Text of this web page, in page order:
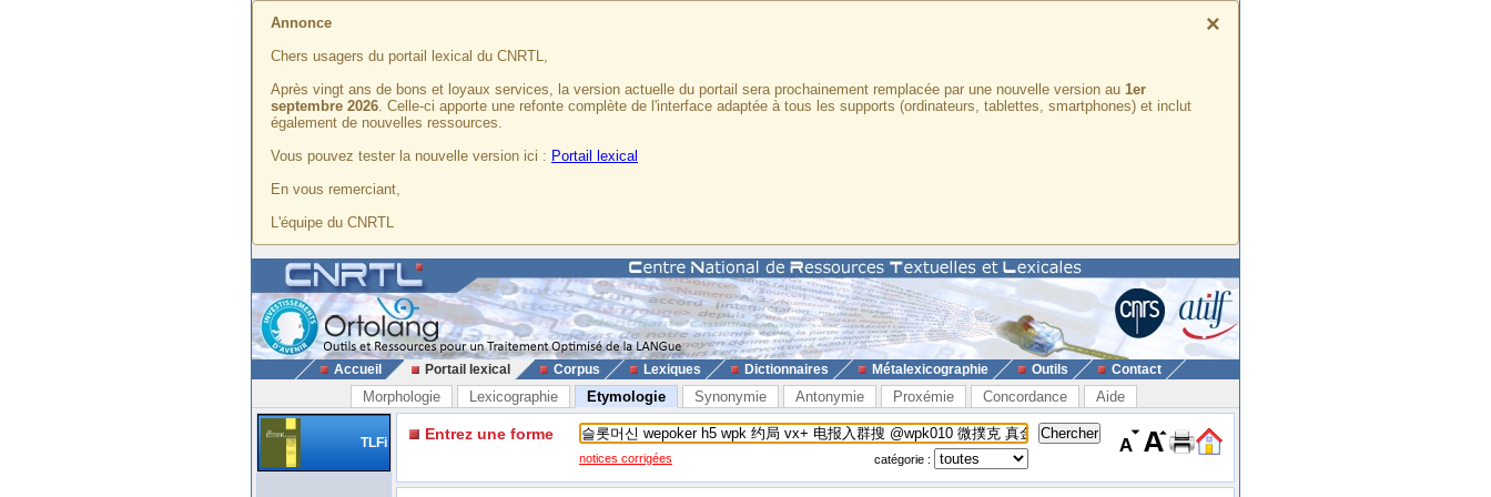
×
Annonce
Chers usagers du portail lexical du CNRTL,
Après vingt ans de bons et loyaux services, la version actuelle du portail sera prochainement remplacée par une nouvelle version au 1er
septembre 2026. Celle-ci apporte une refonte complète de l'interface adaptée à tous les supports (ordinateurs, tablettes, smartphones) et inclut
également de nouvelles ressources.
Vous pouvez tester la nouvelle version ici : Portail lexical
En vous remerciant,
L'équipe du CNRTL
Accueil Portail lexical Corpus Lexiques Dictionnaires Métalexicographie Outils Contact
Morphologie Lexicographie Etymologie Synonymie Antonymie Proxémie Concordance Aide
TLFi Entrez une forme
notices corrigées catégorie :